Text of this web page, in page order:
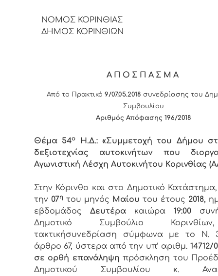
ΝΟΜΟΣ ΚΟΡΙΝΘΙΑΣ
ΔΗΜΟΣ ΚΟΡΙΝΘΙΩΝ
ΑΠΟΣΠΑΣΜΑ
Από το Πρακτικό9/07.05.2018 συνεδρίασης του
Συμβουλίου
Αριθμός Απόφασης 196/2018
Θέμα 54ο
Η.Δ.: «Συμμετοχή του Δήμου
δεξιοτεχνίας αυτοκινήτων που
Αγωνιστική Λέσχη Αυτοκινήτου Κορινθίας
Στην Κόρινθο και στο Δημοτικό
την 07η του μηνός Μαίου του έτους 2018,
εβδομάδοςΔευτέρα καιώρα19:00
Δημοτικό Συμβούλιο
τακτικήσυνεδρίαση σύμφωνα με το Ν.
άρθρο 67, ύστερα από την υπ’ αριθμ. 14712/
σε ορθή επανάληψηπρόσκληση του
Δημοτικού Συμβουλίου κ.